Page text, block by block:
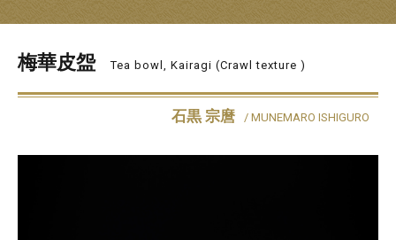
梅華皮盌 Tea bowl, Kairagi (Crawl texture )
石黒 宗麿 / MUNEMARO ISHIGURO